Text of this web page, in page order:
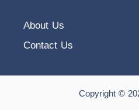
About Us
Contact Us
Copyright ©